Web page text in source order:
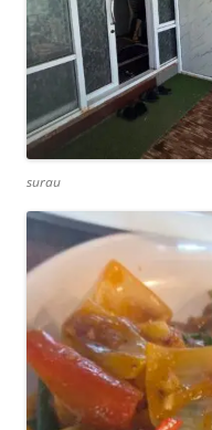
surau